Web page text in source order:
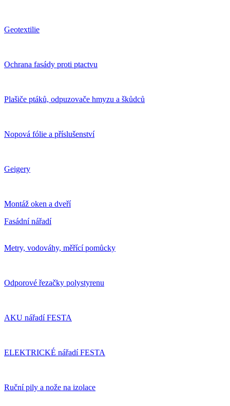
Geotextilie
Ochrana fasády proti ptactvu
Plašiče ptáků, odpuzovače hmyzu a škůdců
Nopová fólie a příslušenství
Geigery
Montáž oken a dveří
Fasádní nářadí
Metry, vodováhy, měřící pomůcky
Odporové řezačky polystyrenu
AKU nářadí FESTA
ELEKTRICKÉ nářadí FESTA
Ruční pily a nože na izolace